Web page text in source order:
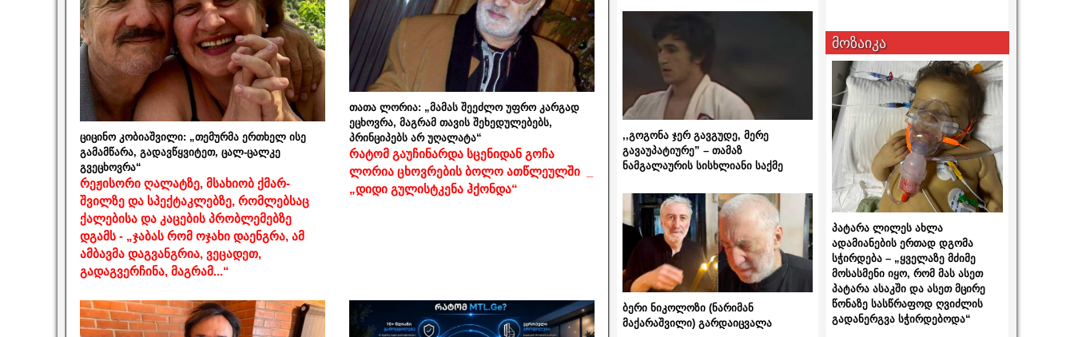
ციცინო კობიაშვილი: „თემურმა ერთხელ ისე
გამამწარა, გადავწყვიტეთ, ცალ-ცალკე
გვეცხოვრა“
რეჟისორი ღალატზე, მსახიობ ქმარ-
შვილზე და სპექტაკლებზე, რომლებსაც
ქალებისა და კაცების პრობლემებზე
დგამს - „ჯაბას რომ ოჯახი დაენგრა, ამ
ამბავმა დაგვანგრია, ვეცადეთ,
გადაგვერჩინა, მაგრამ...“
თათა ლორია: „მამას შეეძლო უფრო კარგად
ეცხოვრა, მაგრამ თავის შეხედულებებს,
პრინციპებს არ უღალატა“
რატომ გაუჩინარდა სცენიდან გოჩა
ლორია ცხოვრების ბოლო ათწლეულში _
„დიდი გულისტკენა ჰქონდა“
,,გოგონა ჯერ გავგუდე, მერე
გავაუპატიურე” – თამაზ
ნამგალაურის სისხლიანი საქმე
ბერი ნიკოლოზი (ნარიმან
მაქარაშვილი) გარდაიცვალა
მოზაიკა
პატარა ლილეს ახლა
ადამიანების ერთად დგომა
სჭირდება – „ყველაზე მძიმე
მოსასმენი იყო, რომ მას ასეთ
პატარა ასაკში და ასეთ მცირე
წონაზე სასწრაფოდ ღვიძლის
გადანერგვა სჭირდებოდა“